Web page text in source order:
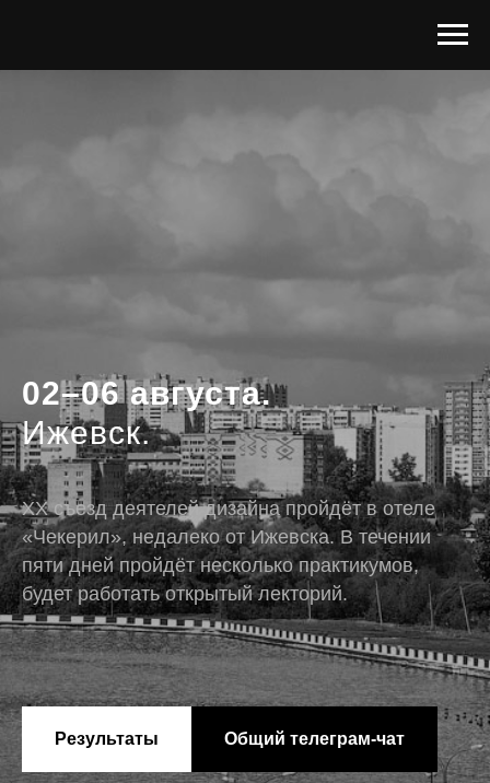
02–06 августа.
Ижевск.
XX съезд деятелей дизайна пройдёт в отеле
«Чекерил», недалеко от Ижевска. В течении
пяти дней пройдёт несколько практикумов,
будет работать открытый лекторий.
Результаты Общий телеграм-чат